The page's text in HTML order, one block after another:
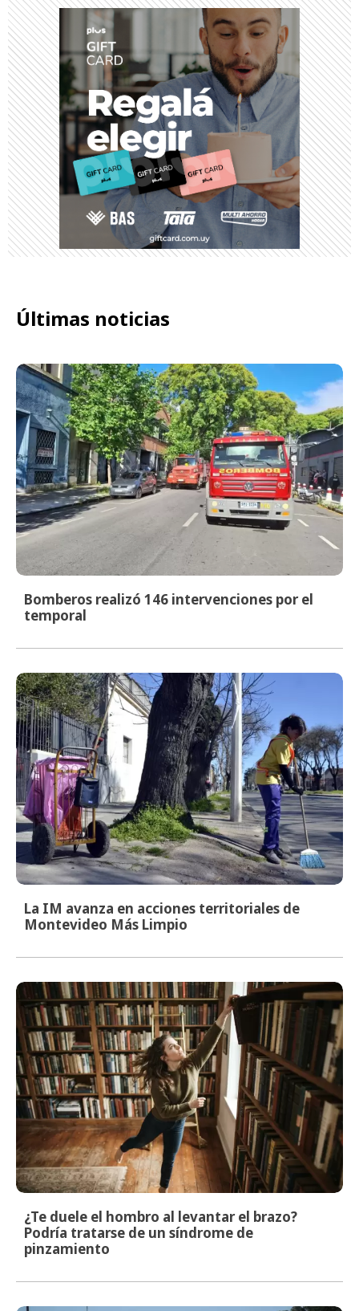
Últimas noticias
Bomberos realizó 146 intervenciones por el
temporal
La IM avanza en acciones territoriales de
Montevideo Más Limpio
¿Te duele el hombro al levantar el brazo?
Podría tratarse de un síndrome de
pinzamiento